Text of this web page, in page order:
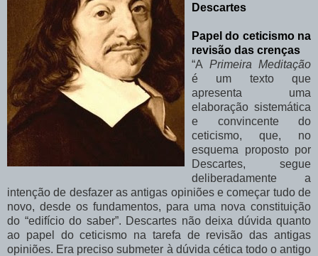
Descartes
Papel do ceticismo na
revisão das crenças
“A Primeira Meditação
é um texto que
apresenta uma
elaboração sistemática
e convincente do
ceticismo, que, no
esquema proposto por
Descartes, segue
deliberadamente a
intenção de desfazer as antigas opiniões e começar tudo de
novo, desde os fundamentos, para uma nova constituição
do “edifício do saber”. Descartes não deixa dúvida quanto
ao papel
do ceticismo na tarefa de revisão das antigas
opiniões. Era preciso submeter à dúvida cética todo o antigo